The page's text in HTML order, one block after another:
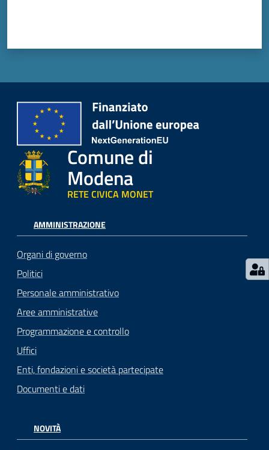
Comune di
Modena
RETE CIVICA MONET
AMMINISTRAZIONE
Organi di governo
Politici
Personale amministrativo
Aree amministrative
Programmazione e controllo
Uffici
Enti, fondazioni e società partecipate
Documenti e dati
NOVITÀ